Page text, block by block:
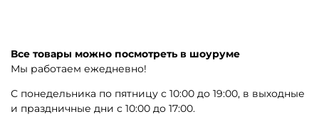
Все товары можно посмотреть в шоуруме
Мы работаем ежедневно!
С понедельника по пятницу с 10:00 до 19:00, в выходные
и праздничные дни с 10:00 до 17:00.